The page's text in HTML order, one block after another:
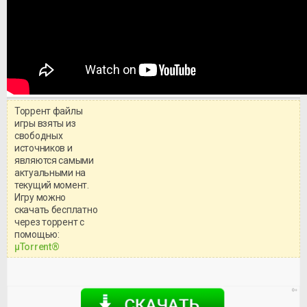
системными требованиями и
Торрент файлы
игры взяты из
свободных
источников и
являются самыми
актуальными на
текущий момент.
Игру можно
скачать бесплатно
через торрент с
помощью:
μTorrent®